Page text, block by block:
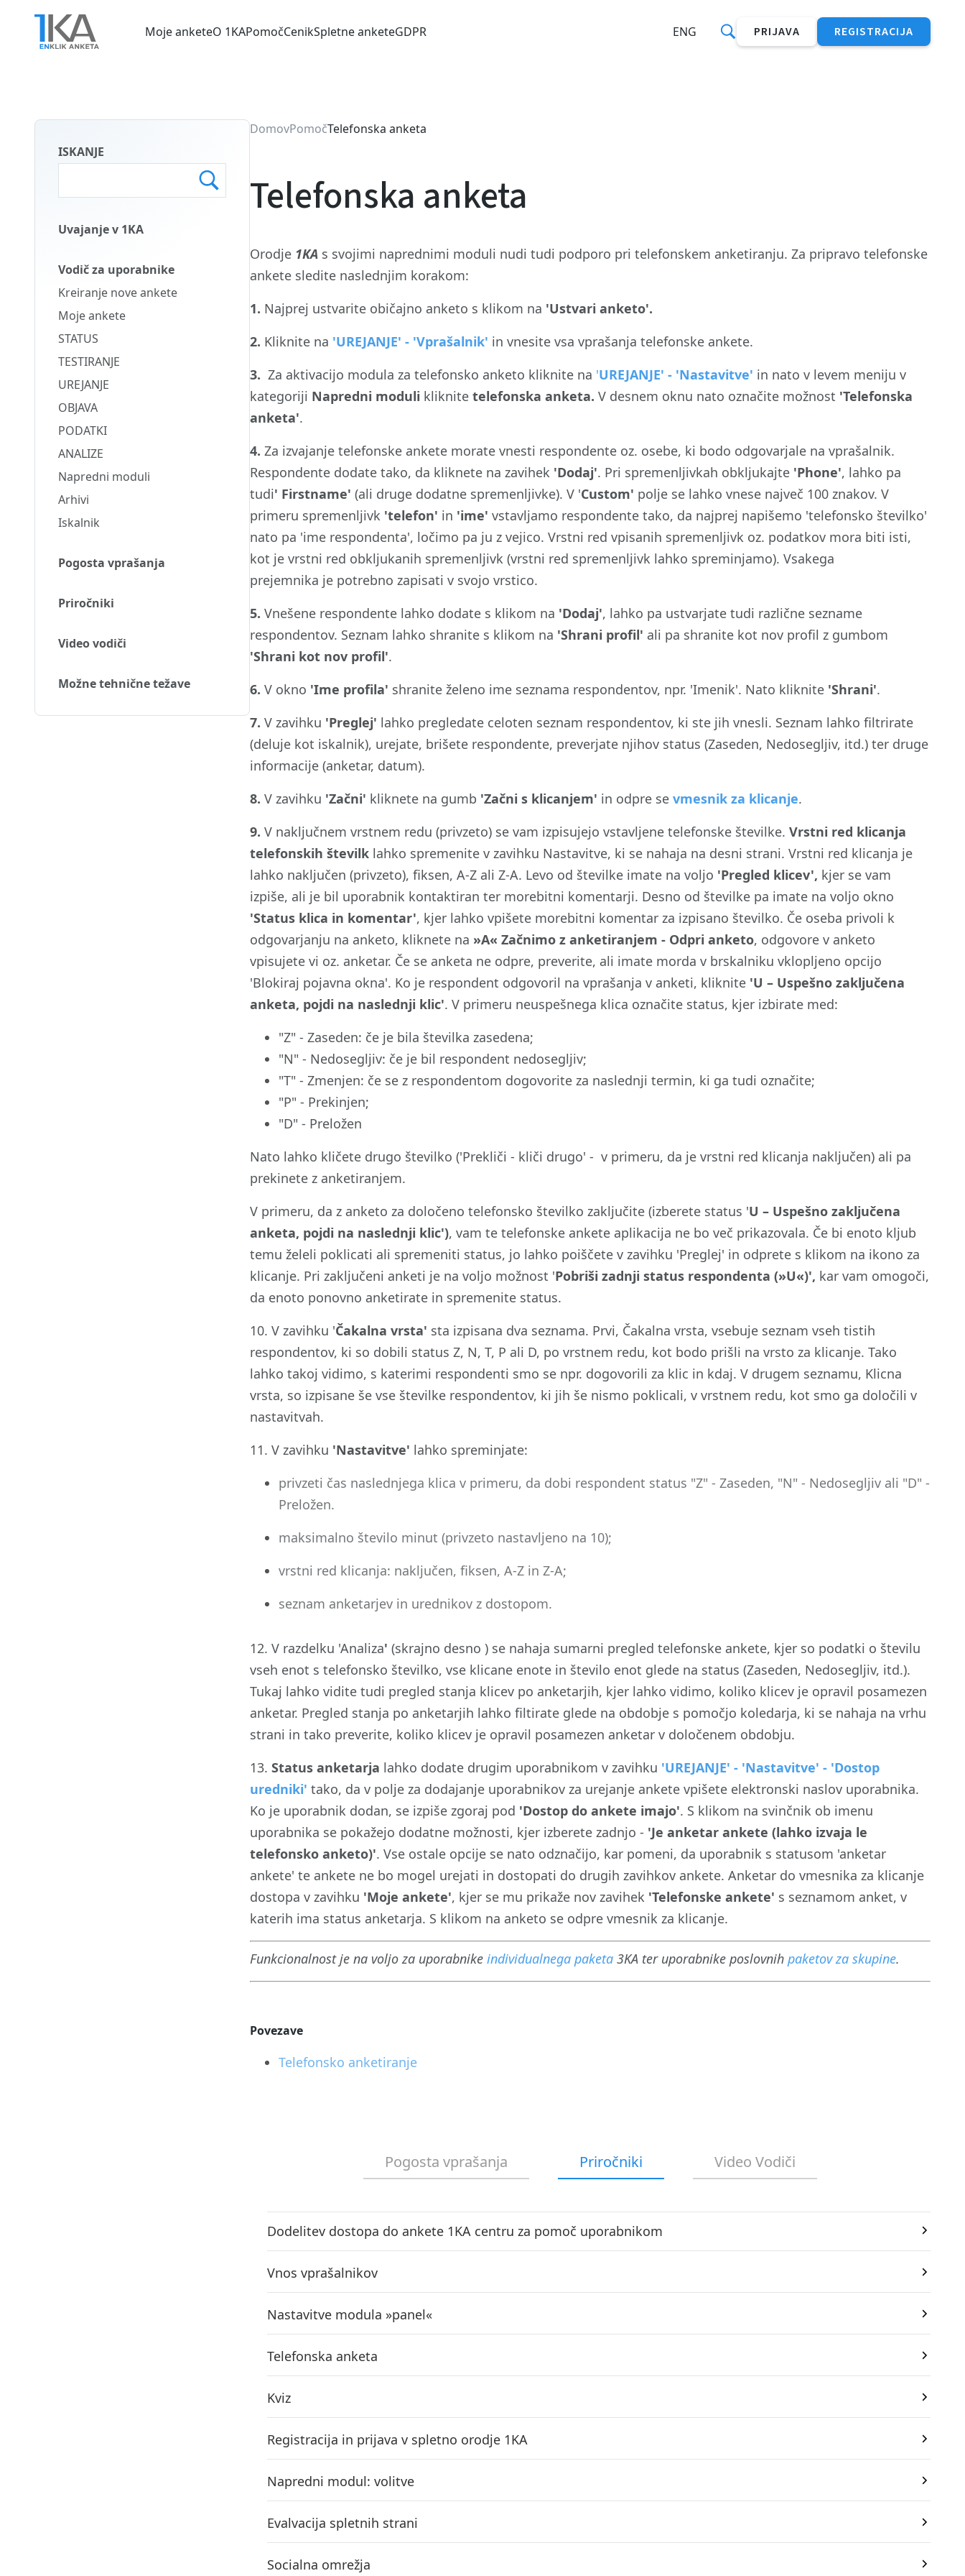
Moje anketeO 1KAPomočCenikSpletne anketeGDPR ENG PRIJAVA REGISTRACIJA
ISKANJE
Menu
SLO
Uvajanje v 1KA
Vodič za uporabnike
Kreiranje nove ankete
Moje ankete
STATUS
TESTIRANJE
UREJANJE
OBJAVA
PODATKI
ANALIZE
Napredni moduli
Arhivi
Iskalnik
Pogosta vprašanja
Priročniki
Video vodiči
Možne tehnične težave
DomovPomočTelefonska anketa
Telefonska anketa
Orodje 1KA s svojimi naprednimi moduli nudi tudi podporo pri telefonskem anketiranju. Za pripravo telefonske
ankete sledite naslednjim korakom:
1. Najprej ustvarite običajno anketo s klikom na 'Ustvari anketo'.
2. Kliknite na 'UREJANJE' - 'Vprašalnik' in vnesite vsa vprašanja telefonske ankete.
3. Za aktivacijo modula za telefonsko anketo kliknite na 'UREJANJE' - 'Nastavitve' in nato v levem meniju v
kategoriji Napredni moduli kliknitetelefonska anketa.V desnem oknu nato označite možnost 'Telefonska
anketa'.
4. Za izvajanje telefonske ankete morate vnesti respondente oz. osebe, ki bodo odgovarjale na vprašalnik.
Respondente dodate tako, da kliknete na zavihek 'Dodaj'. Pri spremenljivkah obkljukajte 'Phone', lahko pa
tudi' Firstname' (ali druge dodatne spremenljivke). V 'Custom' polje se lahko vnese največ 100 znakov. V
primeru spremenljivk 'telefon' in 'ime' vstavljamo respondente tako, da najprej napišemo 'telefonsko številko'
nato pa 'ime respondenta', ločimo pa ju z vejico. Vrstni red vpisanih spremenljivk oz. podatkov mora biti isti,
kot je vrstni red obkljukanih spremenljivk (vrstni red spremenljivk lahko spreminjamo). Vsakega
prejemnika je potrebno zapisati v svojo vrstico.
5. Vnešene respondente lahko dodate s klikom na 'Dodaj', lahko pa ustvarjate tudi različne sezname
respondentov. Seznam lahko shranite s klikom na 'Shrani profil' ali pa shranite kot nov profil z gumbom
'Shrani kot nov profil'.
6. V okno 'Ime profila' shranite želeno ime seznama respondentov, npr. 'Imenik'. Nato kliknite 'Shrani'.
7. V zavihku 'Preglej' lahko pregledate celoten seznam respondentov, ki ste jih vnesli. Seznam lahko filtrirate
(deluje kot iskalnik), urejate, brišete respondente, preverjate njihov status (Zaseden, Nedosegljiv, itd.) ter druge
informacije (anketar, datum).
8. V zavihku 'Začni' kliknete na gumb 'Začni s klicanjem' in odpre sevmesnik za klicanje.
9. V naključnem vrstnem redu (privzeto) se vam izpisujejo vstavljene telefonske številke.Vrstni red klicanja
telefonskih številk lahko spremenite v zavihku Nastavitve, ki se nahaja na desni strani. Vrstni red klicanja je
lahko naključen (privzeto), fiksen, A-Z ali Z-A. Levo od številke imate na voljo 'Pregled klicev', kjer se vam
izpiše, ali je bil uporabnik kontaktiran ter morebitni komentarji. Desno od številke pa imate na voljo okno
'Status klica in komentar', kjer lahko vpišete morebitni komentar za izpisano številko. Če oseba privoli k
odgovarjanju na anketo, kliknete na »A« Začnimo z anketiranjem - Odpri anketo, odgovore v anketo
vpisujete vi oz. anketar. Če se anketa ne odpre, preverite, ali imate morda v brskalniku vklopljeno opcijo
'Blokiraj pojavna okna'. Ko je respondent odgovoril na vprašanja v anketi, kliknite 'U – Uspešno zaključena
anketa, pojdi na naslednji klic'. V primeru neuspešnega klica označite status, kjer izbirate med:
"Z" - Zaseden: če je bila številka zasedena;
"N" - Nedosegljiv: če je bil respondent nedosegljiv;
"T" - Zmenjen: če se z respondentom dogovorite za naslednji termin, ki ga tudi označite;
"P" - Prekinjen;
"D" - Preložen
Nato lahko kličete drugo številko ('Prekliči - kliči drugo' - v primeru, da je vrstni red klicanja naključen) ali pa
prekinete z anketiranjem.
V primeru, da z anketo za določeno telefonsko številko zaključite (izberete status 'U – Uspešno zaključena
anketa, pojdi na naslednji klic'), vam te telefonske ankete aplikacija ne bo več prikazovala. Če bi enoto kljub
temu želeli poklicati ali spremeniti status, jo lahko poiščete v zavihku 'Preglej' in odprete s klikom na ikono za
klicanje. Pri zaključeni anketi je na voljo možnost 'Pobriši zadnji status respondenta (»U«)', kar vam omogoči,
da enoto ponovno anketirate in spremenite status.
10. V zavihku 'Čakalna vrsta' sta izpisana dva seznama. Prvi, Čakalna vrsta, vsebuje seznam vseh tistih
respondentov, ki so dobili status Z, N, T, P ali D, po vrstnem redu, kot bodo prišli na vrsto za klicanje. Tako
lahko takoj vidimo, s katerimi respondenti smo se npr. dogovorili za klic in kdaj. V drugem seznamu, Klicna
vrsta, so izpisane še vse številke respondentov, ki jih še nismo poklicali, v vrstnem redu, kot smo ga določili v
nastavitvah.
11. V zavihku 'Nastavitve' lahko spreminjate:
privzeti čas naslednjega klica v primeru, da dobi respondent status "Z" - Zaseden, "N" - Nedosegljiv ali "D" -
Preložen.
maksimalno število minut (privzeto nastavljeno na 10);
vrstni red klicanja: naključen, fiksen, A-Z in Z-A;
seznam anketarjev in urednikov z dostopom.
12. V razdelku 'Analiza' (skrajno desno ) se nahaja sumarni pregled telefonske ankete, kjer so podatki o številu
vseh enot s telefonsko številko, vse klicane enote in število enot glede na status (Zaseden, Nedosegljiv, itd.).
Tukaj lahko vidite tudi pregled stanja klicev po anketarjih, kjer lahko vidimo, koliko klicev je opravil posamezen
anketar. Pregled stanja po anketarjih lahko filtirate glede na obdobje s pomočjo koledarja, ki se nahaja na vrhu
strani in tako preverite, koliko klicev je opravil posamezen anketar v določenem obdobju.
13.Status anketarja lahko dodate drugim uporabnikom v zavihku 'UREJANJE' - 'Nastavitve' - 'Dostop
uredniki' tako, da v polje za dodajanje uporabnikov za urejanje ankete vpišete elektronski naslov uporabnika.
Ko je uporabnik dodan, se izpiše zgoraj pod 'Dostop do ankete imajo'. S klikom na svinčnik ob imenu
uporabnika se pokažejo dodatne možnosti, kjer izberete zadnjo - 'Je anketar ankete (lahko izvaja le
telefonsko anketo)'. Vse ostale opcije se nato odznačijo, kar pomeni, da uporabnik s statusom 'anketar
ankete' te ankete ne bo mogel urejati in dostopati do drugih zavihkov ankete. Anketar do vmesnika za klicanje
dostopa v zavihku 'Moje ankete', kjer se mu prikaže nov zavihek 'Telefonske ankete' s seznamom anket, v
katerih ima status anketarja. S klikom na anketo se odpre vmesnik za klicanje.
Funkcionalnost je na voljo za uporabnike individualnega paketa 3KA ter uporabnike poslovnih paketov za skupine.
Povezave
Telefonsko anketiranje
Pogosta vprašanja Priročniki Video Vodiči
Dodelitev dostopa do ankete 1KA centru za pomoč uporabnikom
Vnos vprašalnikov
Nastavitve modula »panel«
Telefonska anketa
Kviz
Registracija in prijava v spletno orodje 1KA
Napredni modul: volitve
Evalvacija spletnih strani
Socialna omrežja